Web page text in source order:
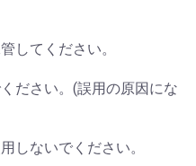
してください。
ださい。(誤用の原因にな
しないでください。